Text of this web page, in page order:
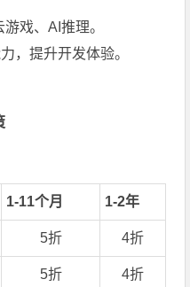
戏、AI推理。
，提升开发体验。
1-11个月 1-2年
5折 4折
5折 4折